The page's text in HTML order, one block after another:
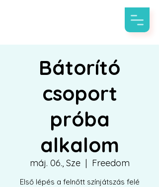
Bátorító
csoport
próba
alkalom
máj. 06., Sze
  |
Freedom
Első lépés a felnőtt színjátszás felé